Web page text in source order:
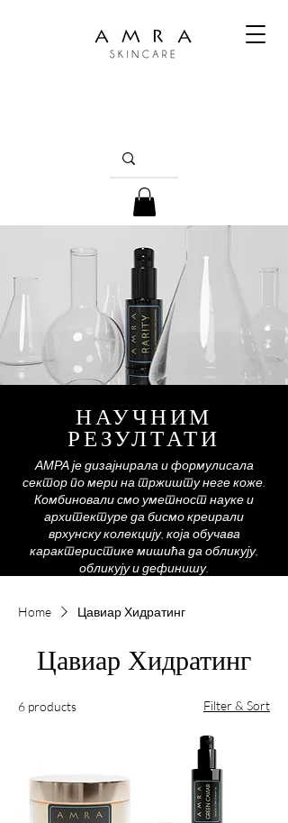
РЕЗУЛТАТИ
НАУЧНИМ
АМРА је дизајнирала и формулисала
сектор по мери на тржишту неге коже.
Комбиновали смо уметност науке и
архитектуре да бисмо креирали
врхунску колекцију, која обучава
карактеристике мишића да обликују,
обликују и дефинишу.
Home Цавиар Хидратинг
Цавиар Хидратинг
6 products Filter & Sort